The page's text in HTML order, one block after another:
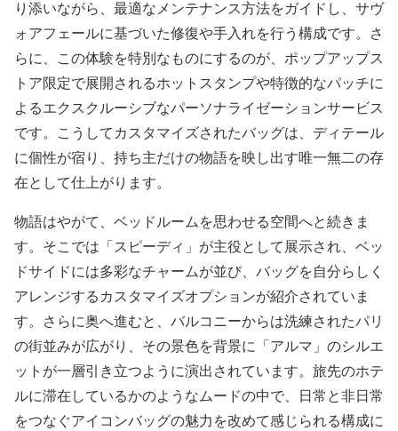
り添いながら、最適なメンテナンス方法をガイドし、サヴ
ォアフェールに基づいた修復や手入れを行う構成です。さ
らに、この体験を特別なものにするのが、ポップアップス
トア限定で展開されるホットスタンプや特徴的なパッチに
よるエクスクルーシブなパーソナライゼーションサービス
です。こうしてカスタマイズされたバッグは、ディテール
に個性が宿り、持ち主だけの物語を映し出す唯一無二の存
在として仕上がります。
物語はやがて、ベッドルームを思わせる空間へと続きま
す。そこでは「スピーディ」が主役として展示され、ベッ
ドサイドには多彩なチャームが並び、バッグを自分らしく
アレンジするカスタマイズオプションが紹介されていま
す。さらに奥へ進むと、バルコニーからは洗練されたパリ
の街並みが広がり、その景色を背景に「アルマ」のシルエ
ットが一層引き立つように演出されています。旅先のホテ
ルに滞在しているかのようなムードの中で、日常と非日常
をつなぐアイコンバッグの魅力を改めて感じられる構成に